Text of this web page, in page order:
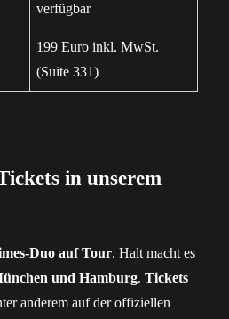
verfügbar
199 Euro inkl. MwSt.
(Suite 331)
in unserem
Duo auf Tour. Halt macht es
und Hamburg.Tickets
anderem auf der offiziellen